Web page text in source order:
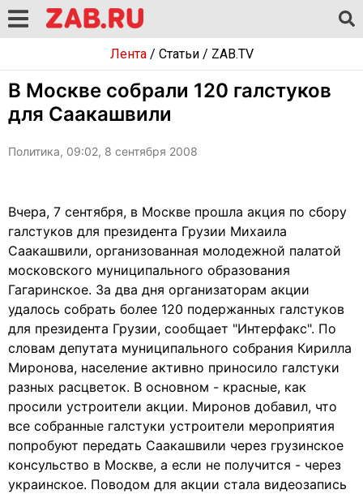
Лента/ Статьи/ ZAB.TV
В Москве собрали 120 галстуков
для Саакашвили
Политика, 09:02, 8 сентября 2008
Вчера, 7 сентября, в Москве прошла акция по сбору
галстуков для президента Грузии Михаила
Саакашвили, организованная молодежной палатой
московского муниципального образования
Гагаринское. За два дня организаторам акции
удалось собрать более 120 подержанных галстуков
для президента Грузии, сообщает "Интерфакс". По
словам депутата муниципального собрания Кирилла
Миронова, население активно приносило галстуки
разных расцветок. В основном - красные, как
просили устроители акции. Миронов добавил, что
все собранные галстуки устроители мероприятия
попробуют передать Саакашвили через грузинское
консульство в Москве, а если не получится - через
украинское. Поводом для акции стала видеозапись